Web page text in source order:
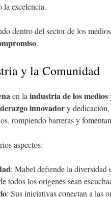
la excelencia.
dentro del sector de los
.
y la Comunidad
en la industria de los medios
innovadory dedicación,
rompiendo barreras y
aspectos:
: Mabel defiende la diversidad
todos los orígenes sean
: Sus iniciativas conectan a las